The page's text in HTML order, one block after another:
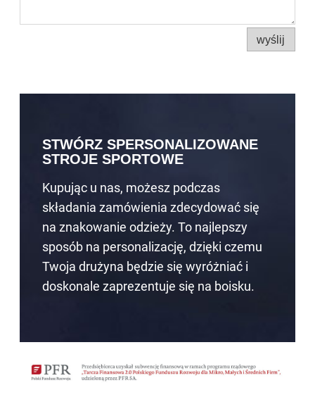
wyślij
STWÓRZ SPERSONALIZOWANE
STROJE SPORTOWE
Kupując u nas, możesz podczas
składania zamówienia zdecydować się
na znakowanie odzieży. To najlepszy
sposób na personalizację, dzięki czemu
Twoja drużyna będzie się wyróżniać i
doskonale zaprezentuje się na boisku.